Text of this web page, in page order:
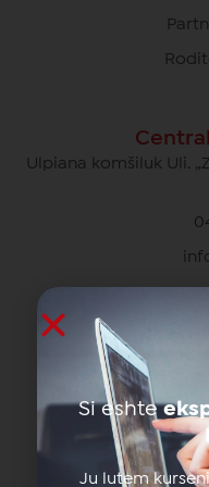
Ulpiana komšiluk Uli.
Privatna
049/700 700
080070070
*770#
Si eshte
Ju lutem